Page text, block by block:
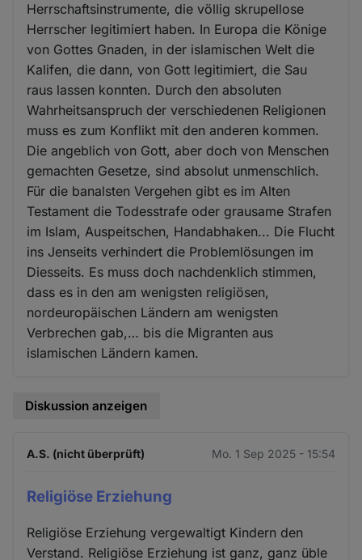
Herrschaftsinstrumente, die völlig skrupellose
Herrscher legitimiert haben. In Europa die Könige
von Gottes Gnaden, in der islamischen Welt die
Kalifen, die dann, von Gott legitimiert, die Sau
raus lassen konnten. Durch den absoluten
Wahrheitsanspruch der verschiedenen Religionen
muss es zum Konflikt mit den anderen kommen.
Die angeblich von Gott, aber doch von Menschen
gemachten Gesetze, sind absolut unmenschlich.
Für die banalsten Vergehen gibt es im Alten
Testament die Todesstrafe oder grausame Strafen
im Islam, Auspeitschen, Handabhaken... Die Flucht
ins Jenseits verhindert die Problemlösungen im
Diesseits. Es muss doch nachdenklich stimmen,
dass es in den am wenigsten religiösen,
nordeuropäischen Ländern am wenigsten
Verbrechen gab,… bis die Migranten aus
islamischen Ländern kamen.
Diskussion anzeigen
A.S. (nicht überprüft) Mo. 1 Sep 2025 - 15:54
Religiöse Erziehung
Religiöse Erziehung vergewaltigt Kindern den
Verstand. Religiöse Erziehung ist ganz, ganz üble